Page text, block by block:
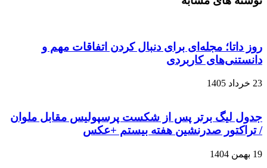
روز داتا؛ مجله‌ای برای دنبال کردن اتفاقات مهم و
دانستنی‌های کاربردی
23 خرداد 1405
جدول لیگ برتر پس از شکست پرسپولیس مقابل ملوان
/ تراکتور صدرنشین هفته بیستم +عکس
19 بهمن 1404